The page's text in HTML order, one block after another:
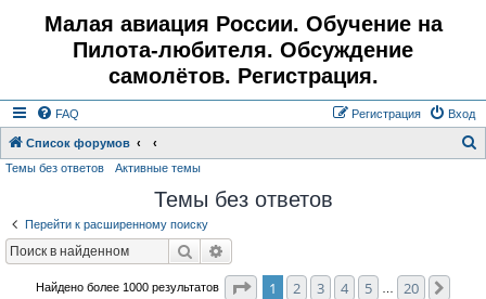
Малая авиация России. Обучение на
Пилота-любителя. Обсуждение
самолётов. Регистрация.
FAQ Вход
Регистрация
Список форумов
Темы без ответов Активные темы
Темы без ответов
Перейти к расширенному поиску
Поиск
Найдено более 1000 результатов Страница1 из
1 2 3 4 5 20